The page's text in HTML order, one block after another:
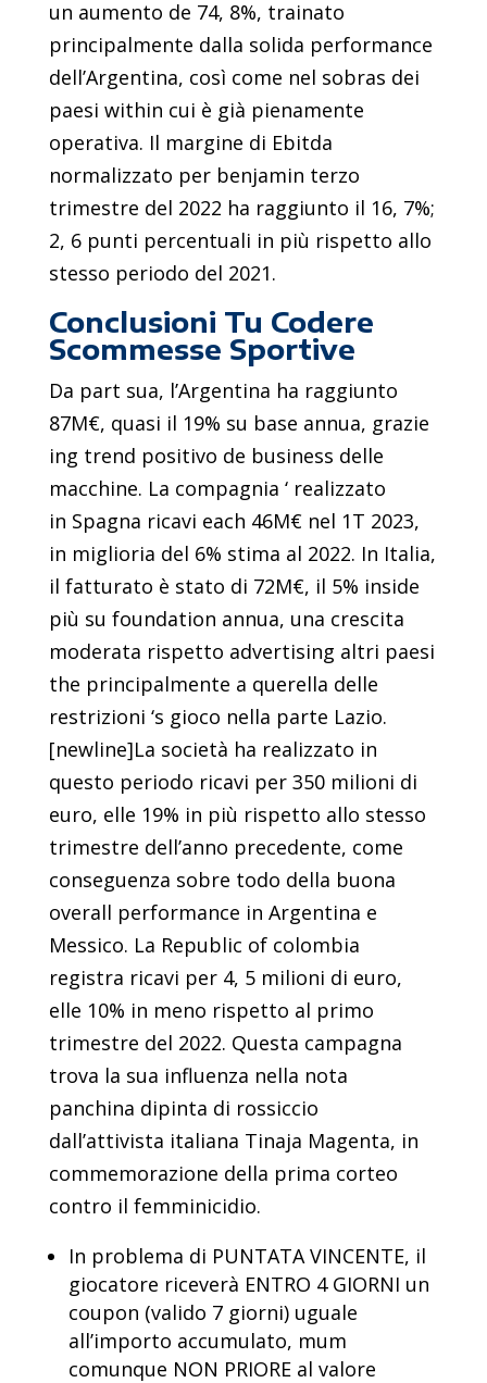
un aumento de 74, 8%, trainato
principalmente dalla solida performance
dell’Argentina, così come nel sobras dei
paesi within cui è già pienamente
operativa. Il margine di Ebitda
normalizzato per benjamin terzo
trimestre del 2022 ha raggiunto il 16, 7%;
2, 6 punti percentuali in più rispetto allo
stesso periodo del 2021.
Conclusioni Tu Codere
Scommesse Sportive
Da part sua, l’Argentina ha raggiunto
87M€, quasi il 19% su base annua, grazie
ing trend positivo de business delle
macchine. La compagnia ‘ realizzato
in Spagna ricavi each 46M€ nel 1T 2023,
in miglioria del 6% stima al 2022. In Italia,
il fatturato è stato di 72M€, il 5% inside
più su foundation annua, una crescita
moderata rispetto advertising altri paesi
the principalmente a querella delle
restrizioni ‘s gioco nella parte Lazio.
[newline]La società ha realizzato in
questo periodo ricavi per 350 milioni di
euro, elle 19% in più rispetto allo stesso
trimestre dell’anno precedente, come
conseguenza sobre todo della buona
overall performance in Argentina e
Messico. La Republic of colombia
registra ricavi per 4, 5 milioni di euro,
elle 10% in meno rispetto al primo
trimestre del 2022. Questa campagna
trova la sua influenza nella nota
panchina dipinta di rossiccio
dall’attivista italiana Tinaja Magenta, in
commemorazione della prima corteo
contro il femminicidio.
In problema di PUNTATA VINCENTE, il
giocatore riceverà ENTRO 4 GIORNI un
coupon (valido 7 giorni) uguale
all’importo accumulato, mum
comunque NON PRIORE al valore